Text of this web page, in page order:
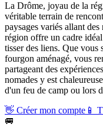
La Drôme, joyau de la
véritable terrain de
paysages variés allant
région offre un cadre
tisser des liens. Que vous
fourgon aménagé, vous
partageant des
nomades y est
d'un feu de camp ou lors
👋 Créer mon compte 📱
🚐